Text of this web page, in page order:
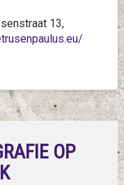
13,
OP